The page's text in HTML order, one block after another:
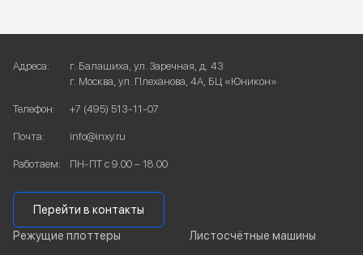
Режущие плоттеры Листосчётные машины
Адреса:
г. Балашиха, ул. Заречная, д. 43
г. Москва, ул. Плеханова, 4А, БЦ «Юникон»
Телефон: +7 (495) 513-11-07
Почта: info@inxy.ru
Работаем: ПН-ПТ с 9.00 – 18.00
Перейти в контакты